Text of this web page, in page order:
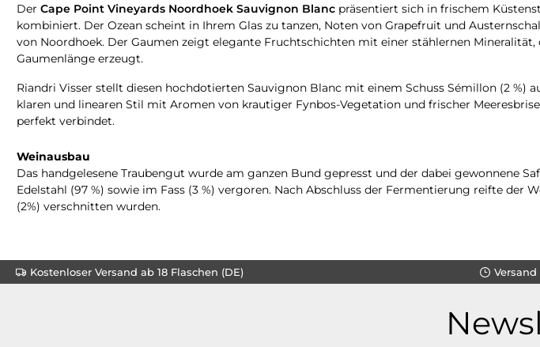
Der Cape Point Vineyards Noordhoek Sauvignon Blanc präsentiert sich in frischem
kombiniert. Der Ozean scheint in Ihrem Glas zu tanzen, Noten von Grapefruit und
von Noordhoek. Der Gaumen zeigt elegante Fruchtschichten mit einer stählernen
Gaumenlänge erzeugt.
Riandri Visser stellt diesen hochdotierten Sauvignon Blanc mit einem Schuss Sémillon (2 %)
klaren und linearen Stil mit Aromen von krautiger Fynbos-Vegetation und frischer
perfekt verbindet.
Weinausbau
Das handgelesene Traubengut wurde am ganzen Bund gepresst und der dabei gewonnene
Edelstahl (97 %) sowie im Fass (3 %) vergoren. Nach Abschluss der Fermentierung reifte
(2%) verschnitten wurden.
Kostenloser Versand ab 18 Flaschen (DE)